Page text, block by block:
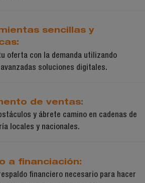
sencillas y
oferta con la demanda utilizando
soluciones digitales.
de ventas:
y ábrete camino en cadenas de
locales y nacionales.
a financiación:
financiero necesario para hacer